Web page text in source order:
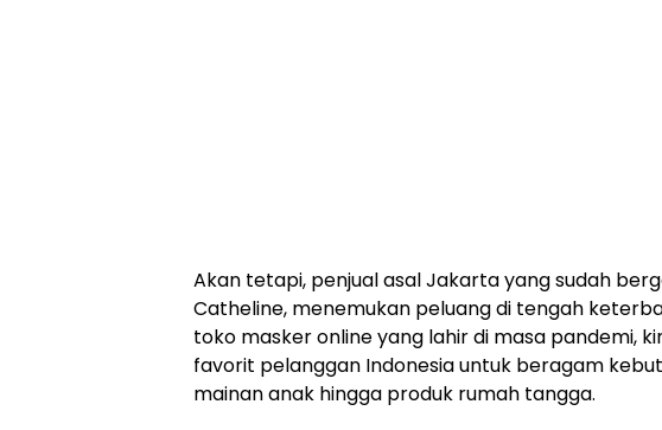
Akan tetapi, penjual asal Jakarta yang sudah
Catheline, menemukan peluang di tengah
toko masker online yang lahir di masa pandemi,
favorit pelanggan Indonesia untuk beragam
mainan anak hingga produk rumah tangga.